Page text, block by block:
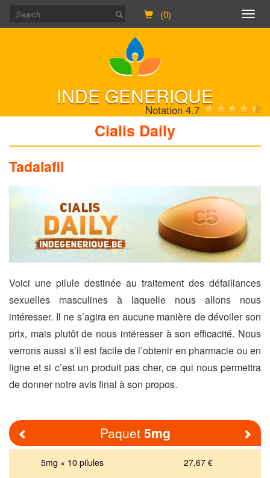
(0)
INDE GENERIQUE
Cialis Daily
Tadalafil
Voici une pilule destinée au traitement des défaillances
sexuelles masculines à laquelle nous allons nous
intéresser. Il ne s’agira en aucune manière de dévoiler son
prix, mais plutôt de nous intéresser à son efficacité. Nous
verrons aussi s’il est facile de l’obtenir en pharmacie ou en
ligne et si c’est un produit pas cher, ce qui nous permettra
de donner notre avis final à son propos.
Notation 4.7
Paquet5mg
5mg × 10 pilules 27,67 €